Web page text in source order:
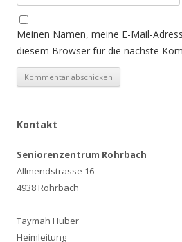
Meinen Namen, meine E-Mail-
diesem Browser für die nächste
Kontakt
Seniorenzentrum Rohrbach
Allmendstrasse 16
4938 Rohrbach
Taymah Huber
Heimleitung